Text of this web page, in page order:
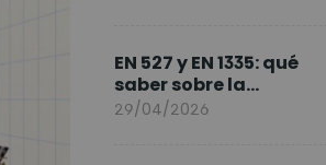
EN 527 y EN 1335: qué
saber sobre la
normativa de los
29/04/2026